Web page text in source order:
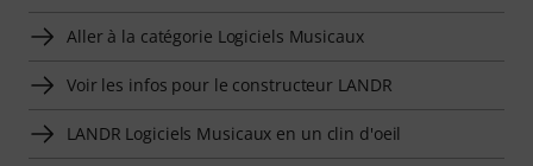
Aller à la catégorie Logiciels Musicaux
Voir les infos pour le constructeur LANDR
LANDR Logiciels Musicaux en un clin d'oeil